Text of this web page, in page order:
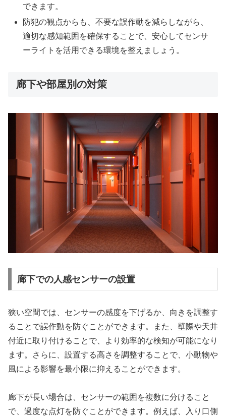
できます。
防犯の観点からも、不要な誤作動を減らしながら、
適切な感知範囲を確保することで、安心してセンサ
ーライトを活用できる環境を整えましょう。
廊下や部屋別の対策
廊下での人感センサーの設置
狭い空間では、センサーの感度を下げるか、向きを調整す
ることで誤作動を防ぐことができます。また、壁際や天井
付近に取り付けることで、より効率的な検知が可能になり
ます。さらに、設置する高さを調整することで、小動物や
風による影響を最小限に抑えることができます。
廊下が長い場合は、センサーの範囲を複数に分けること
で、過度な点灯を防ぐことができます。例えば、入り口側